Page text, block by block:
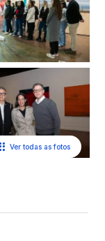
Ver todas as fotos